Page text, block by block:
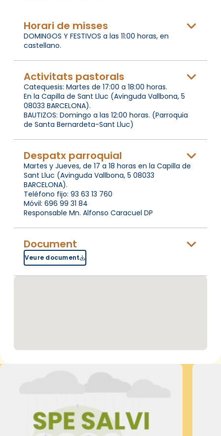
Horari de misses
DOMINGOS Y FESTIVOS a las 11:00 horas, en
castellano.
Activitats pastorals
Catequesis: Martes de 17:00 a 18:00 horas.
En la Capilla de Sant Lluc (Avinguda Vallbona, 5
08033 BARCELONA).
BAUTIZOS: Domingo a las 12:00 horas. (Parroquia
de Santa Bernardeta-Sant Lluc)
Despatx parroquial
Martes y Jueves, de 17 a 18 horas en la Capilla de
Sant Lluc (Avinguda Vallbona, 5 08033
BARCELONA).
Teléfono fijo: 93 63 13 760
Móvil: 696 99 31 84
Responsable Mn. Alfonso Caracuel DP
Document
Veure document